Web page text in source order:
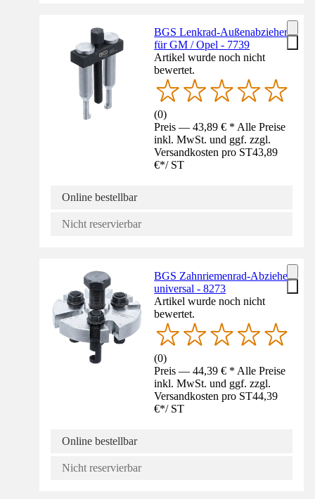
BGS Lenkrad-Außenabzieher
für GM / Opel - 7739
Artikel wurde noch nicht
bewertet.
(0)
Preis — 43,89 € * Alle Preise
inkl. MwSt. und ggf. zzgl.
Versandkosten pro ST43,89
€*/ ST
Online bestellbar
Nicht reservierbar
BGS Zahnriemenrad-Abzieher
universal - 8273
Artikel wurde noch nicht
bewertet.
(0)
Preis — 44,39 € * Alle Preise
inkl. MwSt. und ggf. zzgl.
Versandkosten pro ST44,39
€*/ ST
Online bestellbar
Nicht reservierbar